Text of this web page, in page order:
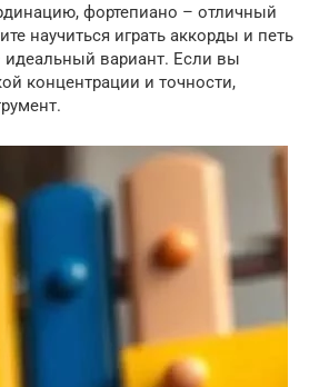
фортепиано – отличный
научиться играть аккорды и петь
идеальный вариант. Если вы
концентрации и точности,